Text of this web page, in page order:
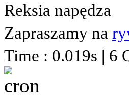
Reksia napędza
Zapraszamy na
Time : 0.019s | 6